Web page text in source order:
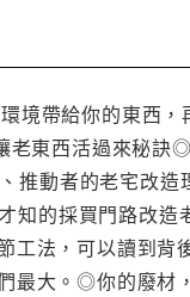
帶給你的東西，
東西活過來秘訣
推動者的老宅改
知的採買門路改
法，可以讀到背
最大。◎你的廢